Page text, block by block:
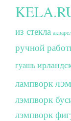
из стекла
ручной
гуашь
лампворк
лэмпворк
лэмпворк